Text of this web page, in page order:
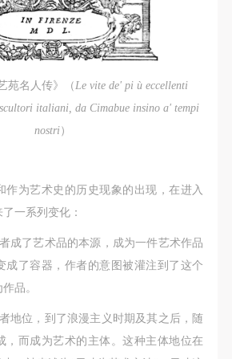
苑名人传》（Le vite de' pi ù eccellenti
italiani, da Cimabue insino a' tempi
nostri）
作为艺术史的历史现象的出现，在进入
一系列变化：
成了艺术品的本源，成为一件艺术作品
成了容器，作者的意图被灌注到了这个
品。
地位，到了浪漫主义时期及其之后，随
，而成为艺术的主体。这种主体地位在